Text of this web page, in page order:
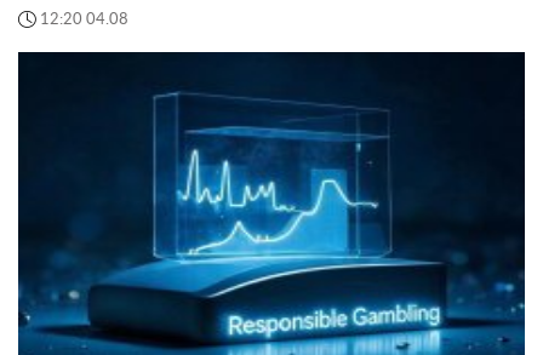
12:20 04.08